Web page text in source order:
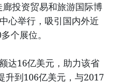
投资贸易和旅游国际博
心举行，吸引国内外近
个展位。
达16亿美元，助力该省
升到106亿美元，与2017